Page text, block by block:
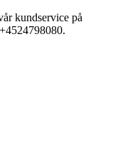
kundservice på